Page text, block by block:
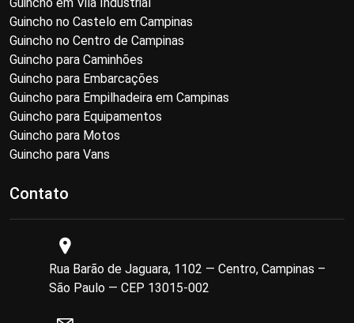
Guincho no Castelo em Campinas
Guincho no Centro de Campinas
Guincho para Caminhões
Guincho para Embarcações
Guincho para Empilhadeira em Campinas
Guincho para Equipamentos
Guincho para Motos
Guincho para Vans
Contato
Rua Barão de Jaguara, 1102 — Centro, Campinas –
São Paulo — CEP 13015-002